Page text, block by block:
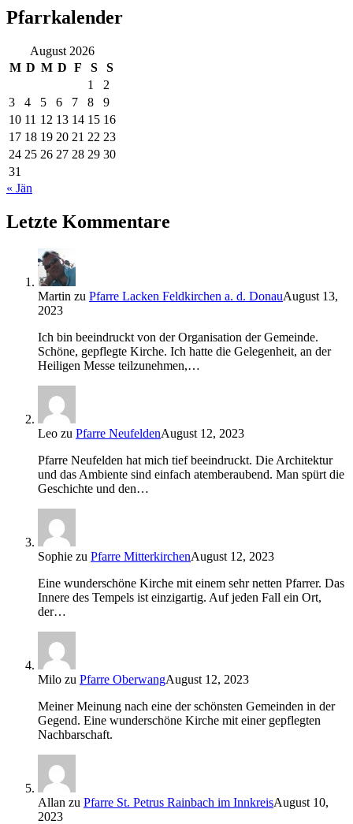
Pfarrkalender
August 2026
M D M D F S
S
1
2
3
4 5 6 7 8
9
10 11 12 13 14 15 16
17 18 19 20 21 22 23
24 25 26 27 28 29 30
31
« Jän
Letzte Kommentare
Martin zu Pfarre Lacken Feldkirchen a. d. DonauAugust 13,
2023
Ich bin beeindruckt von der Organisation der Gemeinde.
Schöne, gepflegte Kirche. Ich hatte die Gelegenheit, an der
Heiligen Messe teilzunehmen,…
Leo zu Pfarre NeufeldenAugust 12, 2023
Pfarre Neufelden hat mich tief beeindruckt. Die Architektur
und das Ambiente sind einfach atemberaubend. Man spürt die
Geschichte und den…
Sophie zu Pfarre MitterkirchenAugust 12, 2023
Eine wunderschöne Kirche mit einem sehr netten Pfarrer. Das
Innere des Tempels ist einzigartig. Auf jeden Fall ein Ort,
der…
Milo zu Pfarre OberwangAugust 12, 2023
Meiner Meinung nach eine der schönsten Gemeinden in der
Gegend. Eine wunderschöne Kirche mit einer gepflegten
Nachbarschaft.
Allan zu Pfarre St. Petrus Rainbach im InnkreisAugust 10,
2023